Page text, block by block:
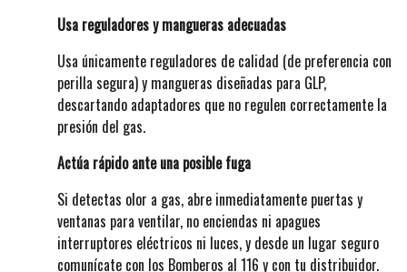
Usa reguladores y mangueras adecuadas
Usa únicamente reguladores de calidad (de preferencia con
perilla segura) y mangueras diseñadas para GLP,
descartando adaptadores que no regulen correctamente la
presión del gas.
Actúa rápido ante una posible fuga
Si detectas olor a gas, abre inmediatamente puertas y
ventanas para ventilar, no enciendas ni apagues
interruptores eléctricos ni luces, y desde un lugar seguro
comunícate con los Bomberos al 116 y con tu distribuidor.